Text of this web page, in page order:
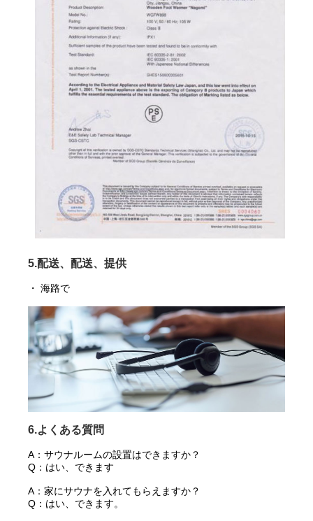
5.配送、配送、提供
・ 海路で
6.よくある質問
A：サウナルームの設置はできますか？
Q：はい、できます
A：家にサウナを入れてもらえますか？
Q：はい、できます。